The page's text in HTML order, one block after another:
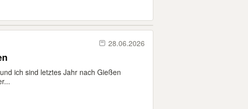
28.06.2026
ich sind letztes Jahr nach Gießen